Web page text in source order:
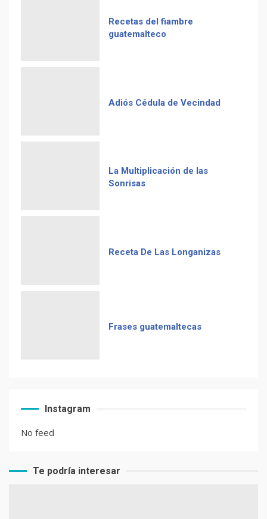
Recetas del fiambre
guatemalteco
Adiós Cédula de Vecindad
La Multiplicación de las
Sonrisas
Receta De Las Longanizas
Frases guatemaltecas
Instagram
No feed
Te podría interesar